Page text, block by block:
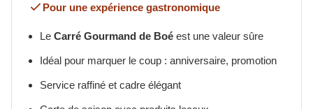
Pour une expérience gastronomique
Le Carré Gourmand de Boé est une valeur sûre
Idéal pour marquer le coup : anniversaire, promotion
Service raffiné et cadre élégant